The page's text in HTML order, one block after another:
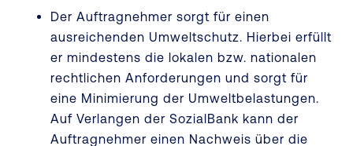
Der Auftragnehmer sorgt für einen
ausreichenden Umweltschutz. Hierbei erfüllt
er mindestens die lokalen bzw. nationalen
rechtlichen Anforderungen und sorgt für
eine Minimierung der Umweltbelastungen.
Auf Verlangen der SozialBank kann der
Auftragnehmer einen Nachweis über die